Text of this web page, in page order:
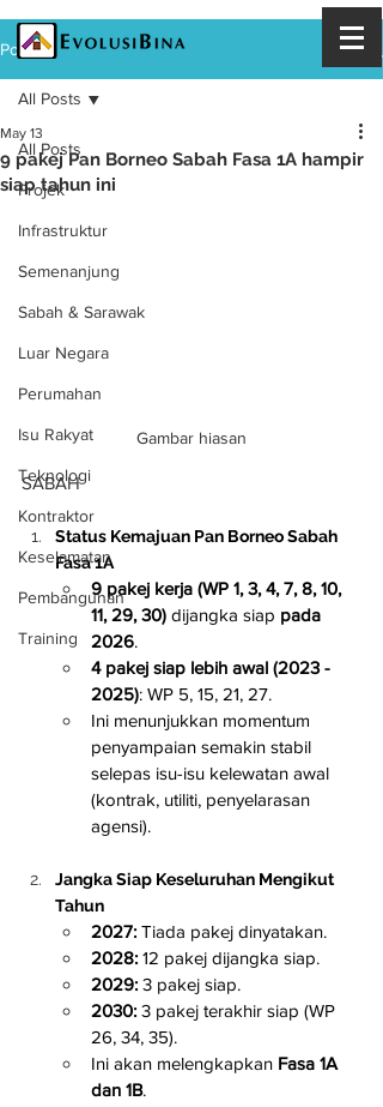
Post
All Posts
Projek
Infrastruktur
Semenanjung
Sabah & Sarawak
Luar Negara
Perumahan
Isu Rakyat
Teknologi
Kontraktor
Keselamatan
Pembangunan
Training
All Posts
9 pakej Pan Borneo Sabah Fasa 1A hampir
siap tahun ini
May 13
Gambar hiasan
SABAH
Status Kemajuan Pan Borneo Sabah
Fasa 1A
9 pakej kerja (WP 1, 3, 4, 7, 8, 10,
11, 29, 30) dijangka siap pada
2026.
4 pakej siap lebih awal (2023 -
2025): WP 5, 15, 21, 27.
Ini menunjukkan momentum
penyampaian semakin stabil
selepas isu-isu kelewatan awal
(kontrak, utiliti, penyelarasan
agensi).
Jangka Siap Keseluruhan Mengikut
Tahun
2027: Tiada pakej dinyatakan.
2028: 12 pakej dijangka siap.
2029: 3 pakej siap.
2030: 3 pakej terakhir siap (WP
26, 34, 35).
Ini akan melengkapkan Fasa 1A
dan 1B.